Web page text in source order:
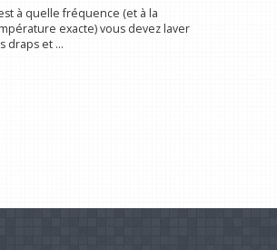
à quelle fréquence (et à la
exacte) vous devez laver
draps et ...